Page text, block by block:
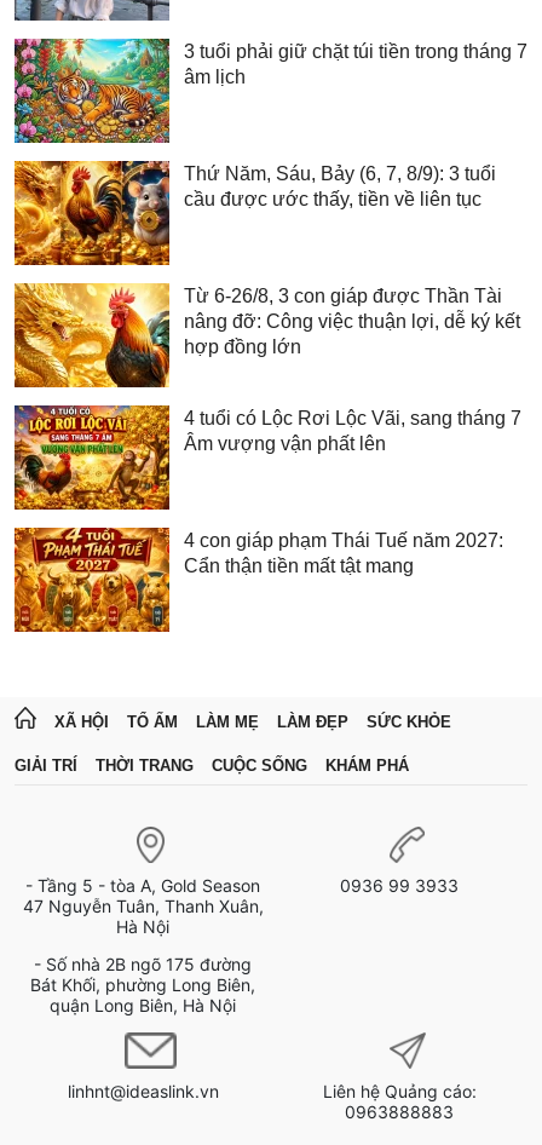
3 tuổi phải giữ chặt túi tiền trong tháng 7
âm lịch
Thứ Năm, Sáu, Bảy (6, 7, 8/9): 3 tuổi
cầu được ước thấy, tiền về liên tục
Từ 6-26/8, 3 con giáp được Thần Tài
nâng đỡ: Công việc thuận lợi, dễ ký kết
hợp đồng lớn
4 tuổi có Lộc Rơi Lộc Vãi, sang tháng 7
Âm vượng vận phất lên
4 con giáp phạm Thái Tuế năm 2027:
Cẩn thận tiền mất tật mang
XÃ HỘI TỔ ẤM LÀM MẸ LÀM ĐẸP SỨC KHỎE
GIẢI TRÍ THỜI TRANG CUỘC SỐNG KHÁM PHÁ
- Tầng 5 - tòa A, Gold Season
47 Nguyễn Tuân, Thanh Xuân,
Hà Nội
- Số nhà 2B ngõ 175 đường
Bát Khối, phường Long Biên,
quận Long Biên, Hà Nội
0936 99 3933
linhnt@ideaslink.vn
Liên hệ Quảng cáo:
0963888883